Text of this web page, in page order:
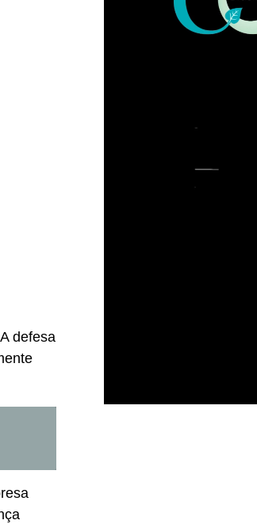
defesa